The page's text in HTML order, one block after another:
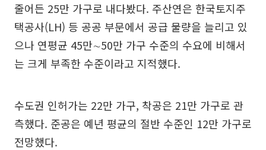
줄어든 25만 가구로 내다봤다. 주산연은 한국토지주
택공사(LH) 등 공공 부문에서 공급 물량을 늘리고 있
으나 연평균 45만∼50만 가구 수준의 수요에 비해서
는 크게 부족한 수준이라고 지적했다.
수도권 인허가는 22만 가구, 착공은 21만 가구로 관
측했다. 준공은 예년 평균의 절반 수준인 12만 가구로
전망했다.